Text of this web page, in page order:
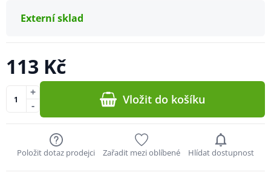
Externí sklad
113 Kč
-
+ Vložit do košíku
Položit dotaz prodejci Zařadit mezi oblíbené Hlídat dostupnost